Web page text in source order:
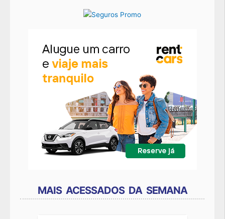
MAIS ACESSADOS DA SEMANA